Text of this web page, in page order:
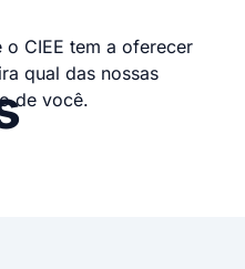
CIEE tem a oferecer
qual das nossas
de você.